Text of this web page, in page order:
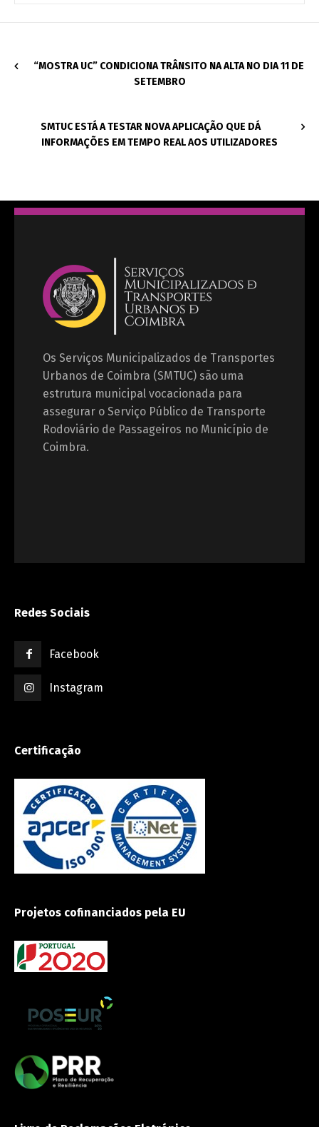
“MOSTRA UC” CONDICIONA TRÂNSITO NA ALTA NO DIA 11 DE
SETEMBRO
SMTUC ESTÁ A TESTAR NOVA APLICAÇÃO QUE DÁ
INFORMAÇÕES EM TEMPO REAL AOS UTILIZADORES
Os Serviços Municipalizados de Transportes
Urbanos de Coimbra (SMTUC) são uma
estrutura municipal vocacionada para
assegurar o Serviço Público de Transporte
Rodoviário de Passageiros no Município de
Coimbra.
Redes Sociais
Facebook
Instagram
Certificação
Projetos cofinanciados pela EU